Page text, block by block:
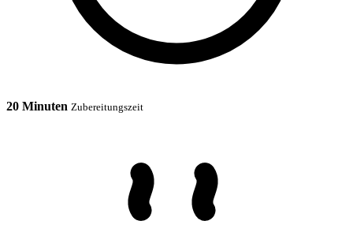
20 Minuten Zubereitungszeit